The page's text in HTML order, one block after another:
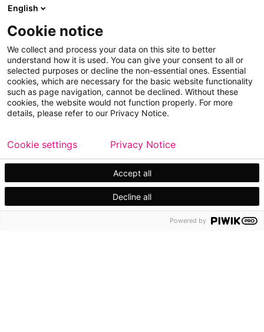
Acerca de nosotros
Empleos abiertos (trabajos)
Noticias
Contáctanos
Contacta a un experto
Para inversionistas
Calendario de inversionistas
Finanzas
English
Cookie notice
We collect and process your data on this site to better
understand how it is used. You can give your consent to all or
selected purposes or decline the non-essential ones. Essential
cookies, which are necessary for the basic website functionality
such as page navigation, cannot be declined. Without these
cookies, the website would not function properly. For more
details, please refer to our Privacy Notice.
Accept all
Decline all
Cookie settings Privacy Notice
Powered by